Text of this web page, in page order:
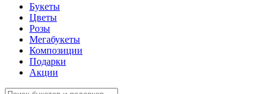
Букеты
Цветы
Розы
Мегабукеты
Композиции
Подарки
Акции